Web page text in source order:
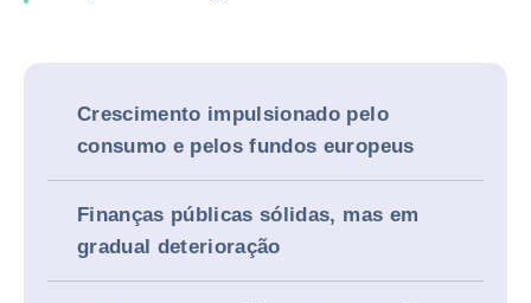
Crescimento impulsionado pelo
consumo e pelos fundos europeus
Finanças públicas sólidas, mas em
gradual deterioração